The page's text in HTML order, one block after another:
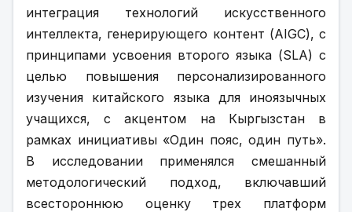
интеграция технологий искусственного
интеллекта, генерирующего контент (AIGC), с
принципами усвоения второго языка (SLA) с
целью повышения персонализированного
изучения китайского языка для иноязычных
учащихся, с акцентом на Кыргызстан в
рамках инициативы «Один пояс, один путь».
В исследовании применялся смешанный
методологический подход, включавший
всестороннюю оценку трех платформ